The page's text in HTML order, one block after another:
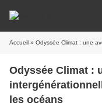
Accueil » Odyssée Climat : une
Odyssée Climat :
les océans